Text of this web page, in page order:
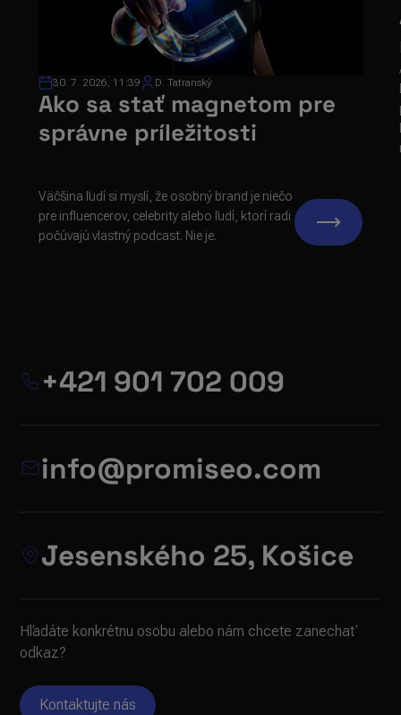
Ako sa stať magnetom pre
správne príležitosti
30. 7. 2026, 11:39 D. Tatranský
Väčšina ľudí si myslí, že osobný brand je niečo
pre influencerov, celebrity alebo ľudí, ktorí radi
počúvajú vlastný podcast. Nie je.
+421 901 702 009
info@promiseo.com
Jesenského 25, Košice
Hľadáte konkrétnu osobu alebo nám chcete zanechať
odkaz?
Kontaktujte nás